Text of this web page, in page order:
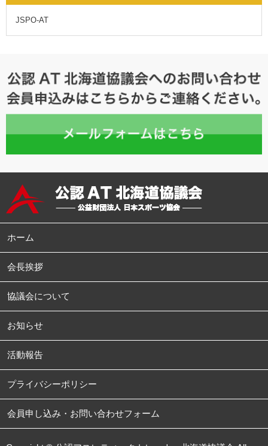
JSPO-AT
ホーム
会長挨拶
協議会について
お知らせ
活動報告
プライバシーポリシー
会員申し込み・お問い合わせフォーム